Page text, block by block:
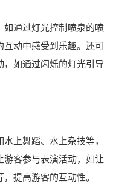
如通过灯光控制喷泉的喷
互动中感受到乐趣。还可
，如通过闪烁的灯光引导
上舞蹈、水上杂技等，
游客参与表演活动，如让
提高游客的互动性。